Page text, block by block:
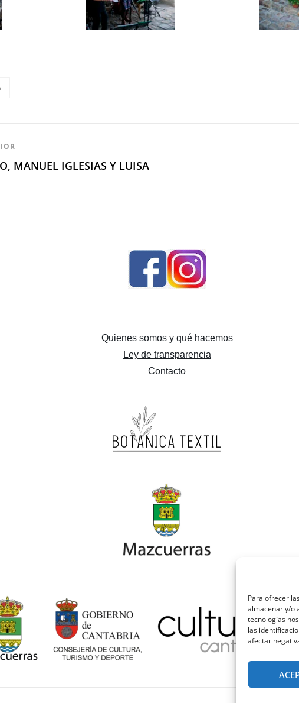
Para ofrecer
almacenar y/o
tecnologías
las
afectar
MANUEL IGLESIAS Y LUISA
Quienes somos y qué hacemos
Ley de transparencia
Contacto